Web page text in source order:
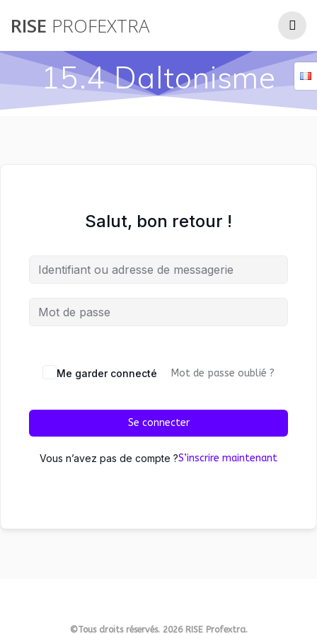
RISE PROFEXTRA
15.4 Daltonisme
Salut, bon retour !
Me garder connecté Mot de passe oublié ?
Se connecter
Vous n’avez pas de compte ?S’inscrire maintenant
©Tous droits réservés. 2026 RISE Profextra.